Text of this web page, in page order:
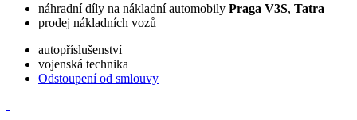
náhradní díly na nákladní automobily Praga V3S, Tatra
prodej nákladních vozů
autopříslušenství
vojenská technika
Odstoupení od smlouvy